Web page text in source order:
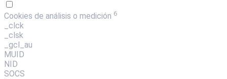
Cookies de análisis o medición 6
_clck
_clsk
_gcl_au
MUID
NID
SOCS